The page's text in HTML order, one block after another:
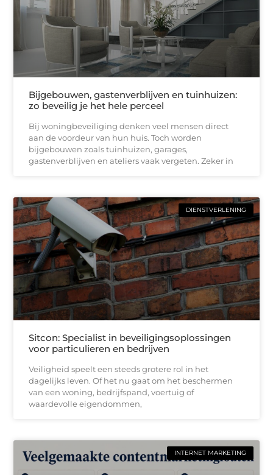
Bijgebouwen, gastenverblijven en tuinhuizen:
zo beveilig je het hele perceel
Bij woningbeveiliging denken veel mensen direct
aan de voordeur van hun huis. Toch worden
bijgebouwen zoals tuinhuizen, garages,
gastenverblijven en ateliers vaak vergeten. Zeker in
DIENSTVERLENING
Sitcon: Specialist in beveiligingsoplossingen
voor particulieren en bedrijven
Veiligheid speelt een steeds grotere rol in het
dagelijks leven. Of het nu gaat om het beschermen
van een woning, bedrijfspand, voertuig of
waardevolle eigendommen,
INTERNET MARKETING